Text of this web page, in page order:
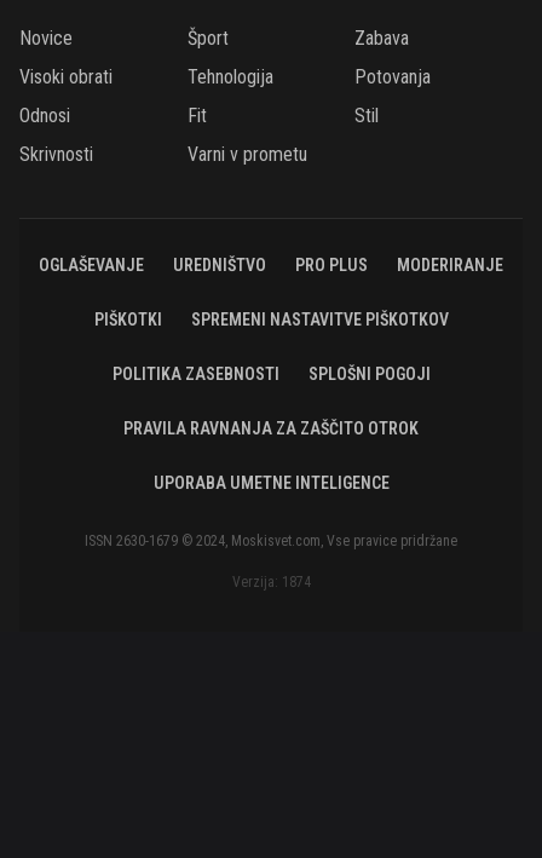
Novice Šport
Zabava
Visoki obrati
Tehnologija
Potovanja
Odnosi
Fit
Stil
Skrivnosti
Varni v prometu
OGLAŠEVANJE UREDNIŠTVO PRO PLUS MODERIRANJE
PIŠKOTKI SPREMENI NASTAVITVE PIŠKOTKOV
POLITIKA ZASEBNOSTI SPLOŠNI POGOJI
PRAVILA RAVNANJA ZA ZAŠČITO OTROK
UPORABA UMETNE INTELIGENCE
ISSN 2630-1679 © 2024, Moskisvet.com, Vse pravice pridržane
Verzija: 1874